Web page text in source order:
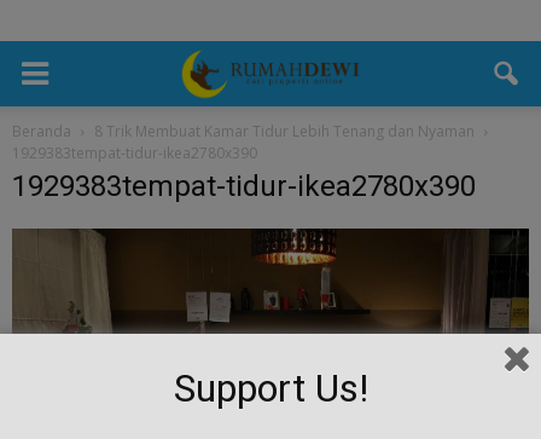
Beranda
8 Trik Membuat Kamar Tidur Lebih Tenang dan Nyaman
1929383tempat-tidur-ikea2780x390
1929383tempat-tidur-ikea2780x390
Support Us!